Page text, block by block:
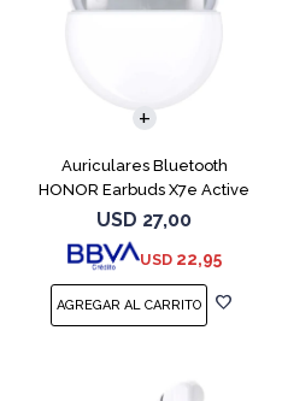
Auriculares Bluetooth
HONOR Earbuds X7e Active
TWS White
USD 27,00
USD 22,95